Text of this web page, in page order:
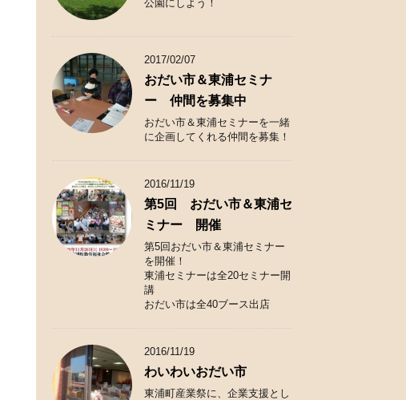
公園にしよう！
2017/02/07
おだい市＆東浦セミナ
ー 仲間を募集中
おだい市＆東浦セミナーを一緒
に企画してくれる仲間を募集！
2016/11/19
第5回 おだい市＆東浦セ
ミナー 開催
第5回おだい市＆東浦セミナー
を開催！
東浦セミナーは全20セミナー開
講
おだい市は全40ブース出店
2016/11/19
わいわいおだい市
東浦町産業祭に、企業支援とし